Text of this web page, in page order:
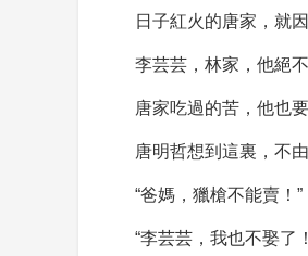
日子紅火的唐家，就
李芸芸，林家，他絕
唐家吃過的苦，他也
唐明哲想到這裏，不
“爸媽，獵槍不能賣！”
“李芸芸，我也不娶了